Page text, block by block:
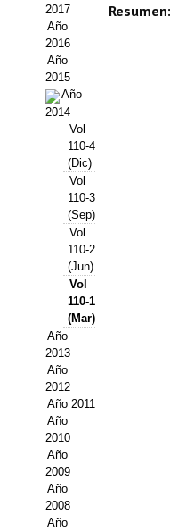
Leer revista ITEA
Directrices para
Políticas Editoriales
Propuesta Volumen
Sello Calidad FECYT
Premio Prensa Agraria
Buscador de Artículos
JORNADAS AIDA
Presentación Jornadas
Comunicaciones
Jornadas PAM 2026
Premio Jóvenes
Buscador de
Buscador de
2017
Año
2016
Año
2015
Año
2014
Vol
110-4
(Dic)
Vol
110-3
(Sep)
Vol
110-2
(Jun)
Vol
110-1
(Mar)
Año
2013
Año
2012
Año 2011
Año
2010
Año
2009
Año
2008
Año
Resumen: